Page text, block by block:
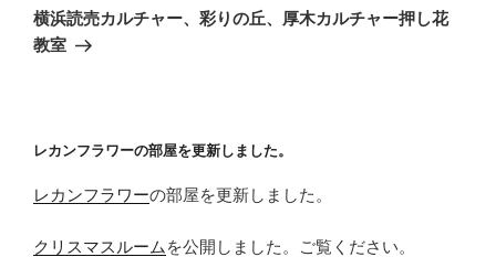
ー
シ
の
投
横浜読売カルチャー、彩りの丘、厚木カルチャー押し花
教室
レカンフラワーの部屋を更新しました。
レカンフラワーの部屋を更新しました。
クリスマスルーム を公開しました。ご覧ください。